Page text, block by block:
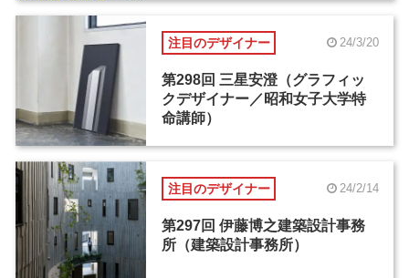
注目のデザイナー 24/3/20
第298回 三星安澄（グラフィッ
クデザイナー／昭和女子大学特
命講師）
注目のデザイナー 24/2/14
第297回 伊藤博之建築設計事務
所（建築設計事務所）